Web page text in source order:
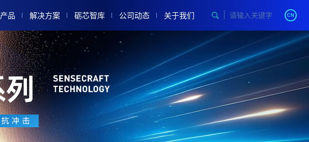
产品
薄膜铂电阻Pt系列
柔性传感器
高端定制
解决方案
汽车工业
能源供应和管理
暖通空调和楼宇自动化
家电、消费电子
生物医疗/工业设备
过程控制
军工、航空航天
其他
砺芯智库 公司动态 关于我们
合作伙伴
联系我们
请输入关键字 CN
简体中文
English